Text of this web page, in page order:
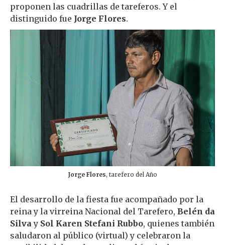
proponen las cuadrillas de tareferos. Y el
distinguido fue Jorge Flores.
Jorge Flores, tarefero del Año
El desarrollo de la fiesta fue acompañado por la
reina y la virreina Nacional del Tarefero, Belén da
Silva y Sol Karen Stefani Rubbo, quienes también
saludaron al público (virtual) y celebraron la